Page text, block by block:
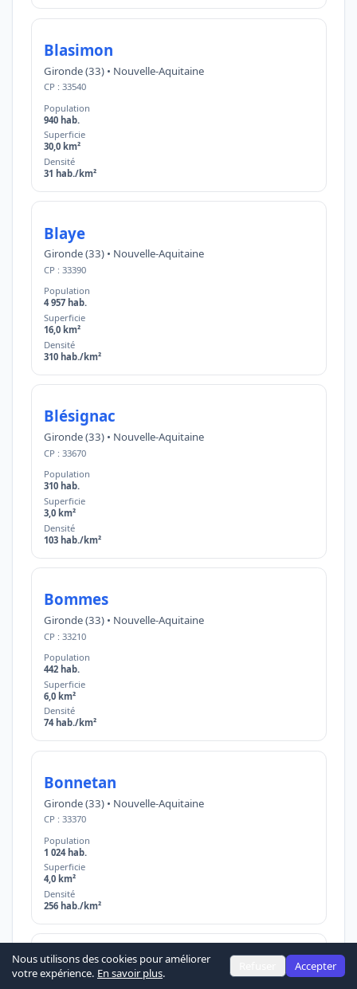
Blasimon
Gironde (33) • Nouvelle-Aquitaine
CP : 33540
Population
940 hab.
Superficie
30,0 km²
Densité
31 hab./km²
Blaye
Gironde (33) • Nouvelle-Aquitaine
CP : 33390
Population
4 957 hab.
Superficie
16,0 km²
Densité
310 hab./km²
Blésignac
Gironde (33) • Nouvelle-Aquitaine
CP : 33670
Population
310 hab.
Superficie
3,0 km²
Densité
103 hab./km²
Bommes
Gironde (33) • Nouvelle-Aquitaine
CP : 33210
Population
442 hab.
Superficie
6,0 km²
Densité
74 hab./km²
Bonnetan
Gironde (33) • Nouvelle-Aquitaine
CP : 33370
Population
1 024 hab.
Superficie
4,0 km²
Densité
256 hab./km²
Bonzac
Nous utilisons des cookies pour améliorer
votre expérience. En savoir plus. Accepter